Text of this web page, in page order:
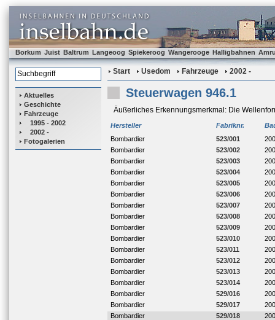
Borkum Juist Baltrum Langeoog Spiekeroog Wangerooge Halligbahnen
Aktuelles
Geschichte
Fahrzeuge
1995 - 2002
2002 -
Fotogalerien
Start Usedom Fahrzeuge 2002 -
Steuerwagen 946.1
Äußerliches Erkennungsmerkmal: Die
Hersteller Fabriknr.
Bombardier
523/001
Bombardier
523/002
Bombardier
523/003
Bombardier
523/004
Bombardier
523/005
Bombardier
523/006
Bombardier
523/007
Bombardier
523/008
Bombardier
523/009
Bombardier
523/010
Bombardier
523/011
Bombardier
523/012
Bombardier
523/013
Bombardier
523/014
Bombardier
529/016
Bombardier
529/017
Bombardier
529/018